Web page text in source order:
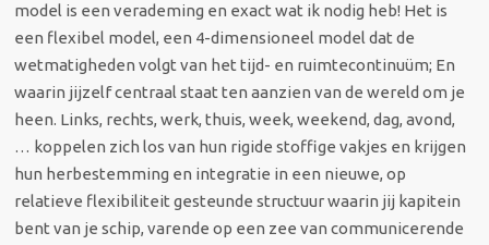
model is een verademing en exact wat ik nodig heb! Het is
een flexibel model, een 4-dimensioneel model dat de
wetmatigheden volgt van het tijd- en ruimtecontinuüm; En
waarin jijzelf centraal staat ten aanzien van de wereld om je
heen. Links, rechts, werk, thuis, week, weekend, dag, avond,
… koppelen zich los van hun rigide stoffige vakjes en krijgen
hun herbestemming en integratie in een nieuwe, op
relatieve flexibiliteit gesteunde structuur waarin jij kapitein
bent van je schip, varende op een zee van communicerende